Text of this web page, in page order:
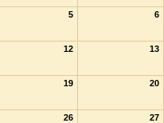
5 6
12 13
19 20
26 27